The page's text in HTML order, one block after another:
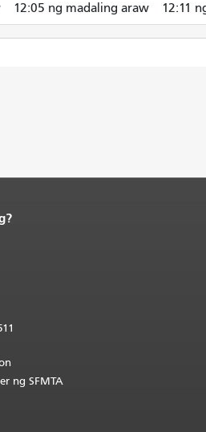
12:05 ng madaling araw 12:11
ng SFMTA